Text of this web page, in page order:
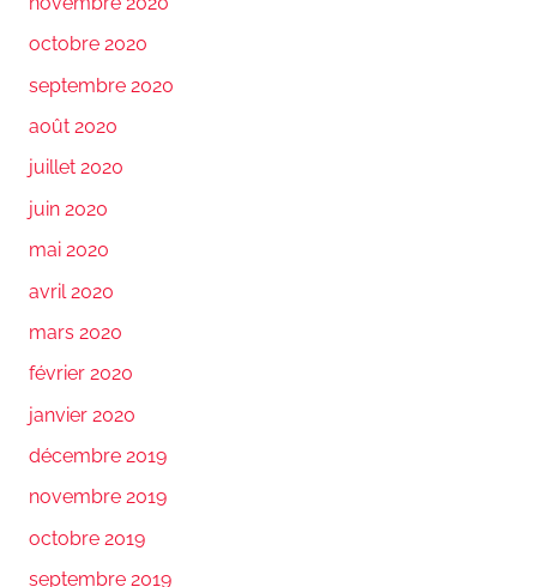
octobre 2020
septembre 2020
août 2020
juillet 2020
juin 2020
mai 2020
avril 2020
mars 2020
février 2020
janvier 2020
décembre 2019
novembre 2019
octobre 2019
septembre 2019